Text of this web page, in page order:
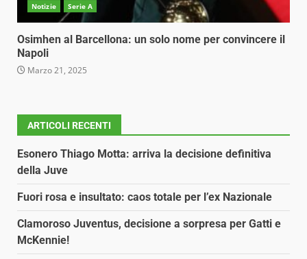
Notizie Serie A
Osimhen al Barcellona: un solo nome per convincere il
Napoli
Marzo 21, 2025
ARTICOLI RECENTI
Esonero Thiago Motta: arriva la decisione definitiva
della Juve
Fuori rosa e insultato: caos totale per l’ex Nazionale
Clamoroso Juventus, decisione a sorpresa per Gatti e
McKennie!